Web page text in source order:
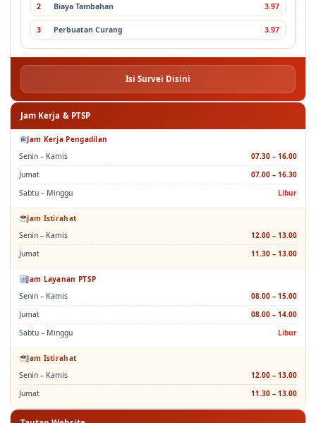
2 Biaya Tambahan 3.97
3 Perbuatan Curang 3.97
Isi Survei Disini
Jam Kerja & PTSP
Jam Kerja Pengadilan
Senin – Kamis
07.30 – 16.00
Jumat
07.00 – 16.30
Sabtu – Minggu
Libur
Jam Istirahat
Senin – Kamis
12.00 – 13.00
Jumat
11.30 – 13.00
Jam Layanan PTSP
Senin – Kamis
08.00 – 15.00
Jumat
08.00 – 14.00
Sabtu – Minggu
Libur
Jam Istirahat
Senin – Kamis
12.00 – 13.00
Jumat
11.30 – 13.00